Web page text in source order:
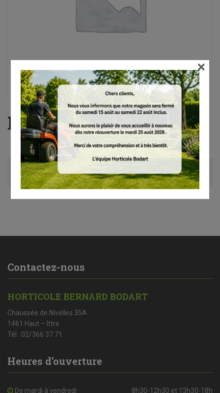
RM 4 RV
Avis (0)
Contactez-nous
HORTICOLE BERNARD BODART
Chaussée de Nivelles 35A
1461 Haut – Ittre
Tél : 02/366 37 71
Heures d’ouverture
De mardi à vendredi 8h30-12h30 et 13h30-18h
×